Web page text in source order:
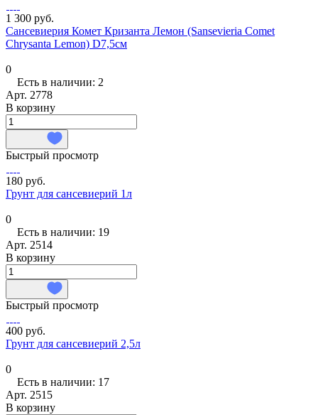
1 300 руб.
Сансевиерия Комет Кризанта Лемон (Sansevieria Comet
Chrysanta Lemon) D7,5см
0
Есть в наличии: 2
Арт. 2778
В корзину
Быстрый просмотр
180 руб.
Грунт для сансевиерий 1л
0
Есть в наличии: 19
Арт. 2514
В корзину
Быстрый просмотр
400 руб.
Грунт для сансевиерий 2,5л
0
Есть в наличии: 17
Арт. 2515
В корзину